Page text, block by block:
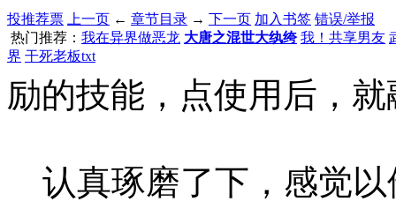
投推荐票 上一页 ← 章节目录 → 下一页 加入书签 错误/举报
热门推荐： 我在异界做恶龙 大唐之混世大纨绔 我！共享男友
界 干死老板txt
励的技能，点使用后，
认真琢磨了下，感觉以